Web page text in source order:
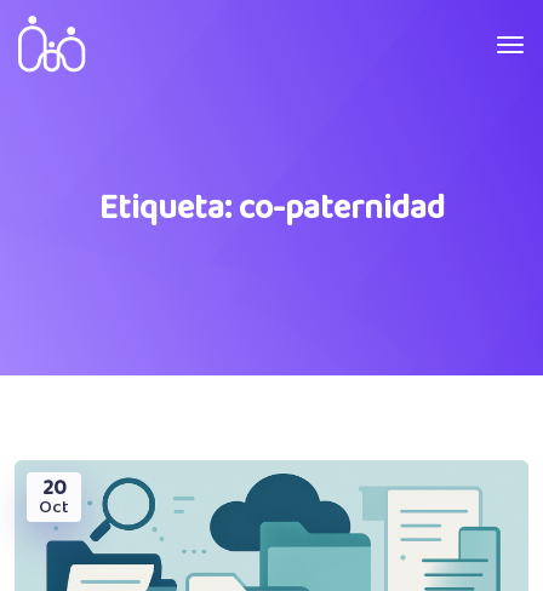
Etiqueta:co-paternidad
20
Oct